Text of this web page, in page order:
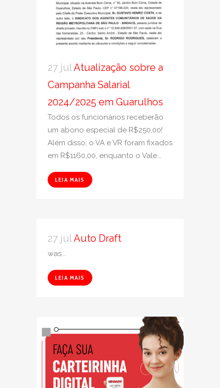
27 julAtualização sobre a
Campanha Salarial
2024/2025 em Guarulhos
Todos os funcionários receberão
um abono especial de R$250,00!
Além disso, o VA e VR foram fixados
em R$1160,00, enquanto o Vale...
LEIA MAIS
27 julAuto Draft
was...
LEIA MAIS